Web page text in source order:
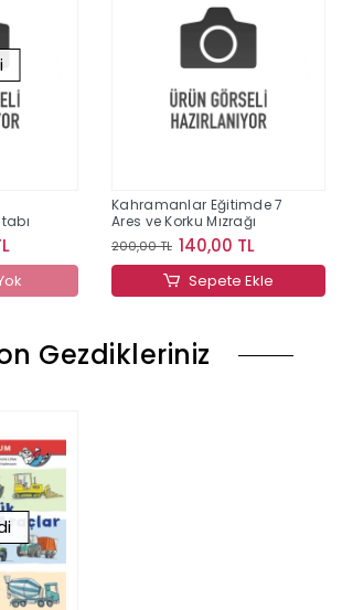
Kahramanlar Eğitimde 7
Ares ve Korku Mızrağı
200,00 TL 140,00 TL
Sepete Ekle
Gezdikleriniz